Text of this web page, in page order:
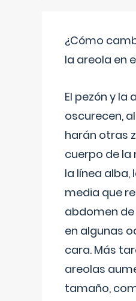
¿Cómo
la areola en
El pezón y la
oscurecen,
harán otras
cuerpo de
la línea alba,
media que
abdomen de
en algunas
cara. Más
areolas
tamaño,